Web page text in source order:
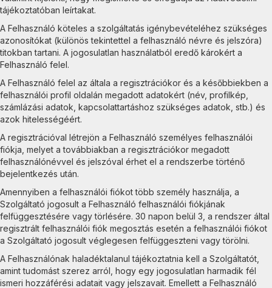
tájékoztatóban leírtakat.
A Felhasználó köteles a szolgáltatás igénybevételéhez szükséges
azonosítókat (különös tekintettel a felhasználó névre és jelszóra)
titokban tartani. A jogosulatlan használatból eredő károkért a
Felhasználó felel.
A Felhasználó felel az általa a regisztrációkor és a későbbiekben a
felhasználói profil oldalán megadott adatokért (név, profilkép,
számlázási adatok, kapcsolattartáshoz szükséges adatok, stb.) és
azok hitelességéért.
A regisztrációval létrejön a Felhasználó személyes felhasználói
fiókja, melyet a továbbiakban a regisztrációkor megadott
felhasználónévvel és jelszóval érhet el a rendszerbe történő
bejelentkezés után.
Amennyiben a felhasználói fiókot több személy használja, a
Szolgáltató jogosult a Felhasználó felhasználói fiókjának
felfüggesztésére vagy törlésére. 30 napon belül 3, a rendszer által
regisztrált felhasználói fiók megosztás esetén a felhasználói fiókot
a Szolgáltató jogosult véglegesen felfüggeszteni vagy törölni.
A Felhasználónak haladéktalanul tájékoztatnia kell a Szolgáltatót,
amint tudomást szerez arról, hogy egy jogosulatlan harmadik fél
ismeri hozzáférési adatait vagy jelszavait. Emellett a Felhasználó